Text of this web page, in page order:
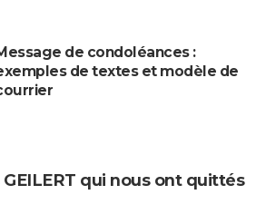
de condoléances :
de textes et modèle de
qui nous ont quittés